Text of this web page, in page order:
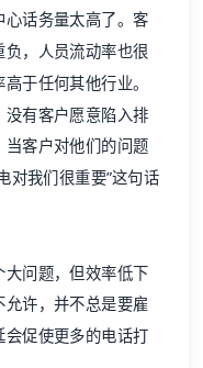
话务量太高了。客
，人员流动率也很
于任何其他行业。
有客户愿意陷入排
当客户对他们的问题
对我们很重要”这句话
大问题，但效率低下
许，并不总是要雇
促使更多的电话打